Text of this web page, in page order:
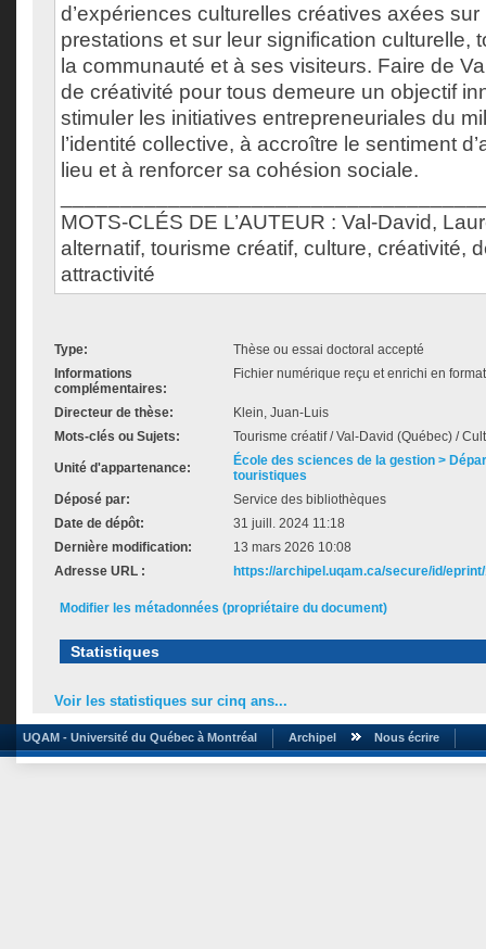
d’expériences culturelles créatives axées
prestations et sur leur signification culturelle,
la communauté et à ses visiteurs. Faire de
de créativité pour tous demeure un objectif
stimuler les initiatives entrepreneuriales du
l’identité collective, à accroître le sentiment
lieu et à renforcer sa cohésion sociale.
MOTS-CLÉS DE L’AUTEUR : Val-David,
alternatif, tourisme créatif, culture, créativité,
attractivité
Type:
Thèse ou essai doctoral accepté
Informations
complémentaires:
Fichier numérique reçu et enrichi en
Directeur de thèse:
Klein, Juan-Luis
Mots-clés ou Sujets:
Tourisme créatif / Val-David (Québec) /
Unité d'appartenance:
École des sciences de la gestion >
touristiques
Déposé par:
Service des bibliothèques
Date de dépôt:
31 juill. 2024 11:18
Dernière modification:
13 mars 2026 10:08
Adresse URL :
https://archipel.uqam.ca/secure/id/
Modifier les métadonnées (propriétaire du document)
Statistiques
Voir les statistiques sur cinq ans...
UQAM - Université du Québec à Montréal Archipel Nous écrire